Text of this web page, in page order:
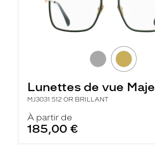
Lunettes de vue Maje
MJ3031 512 OR BRILLANT
À partir de
185,00 €